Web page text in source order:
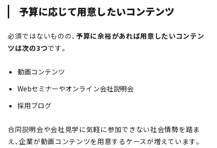
予算に応じて用意したいコンテンツ
必須ではないものの、 予算に余裕があれば用意したいコンテン
ツは次の3つです。
動画コンテンツ
Webセミナーやオンライン会社説明会
採用ブログ
合同説明会や会社見学に気軽に参加できない社会情勢を踏ま
え、企業が動画コンテンツを用意するケースが増えています。